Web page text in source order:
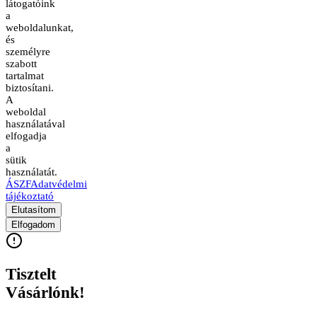
látogatóink
a
weboldalunkat,
és
személyre
szabott
tartalmat
biztosítani.
A
weboldal
használatával
elfogadja
a
sütik
használatát.
ÁSZFAdatvédelmi
tájékoztató
Elutasítom
Elfogadom
Tisztelt
Vásárlónk!